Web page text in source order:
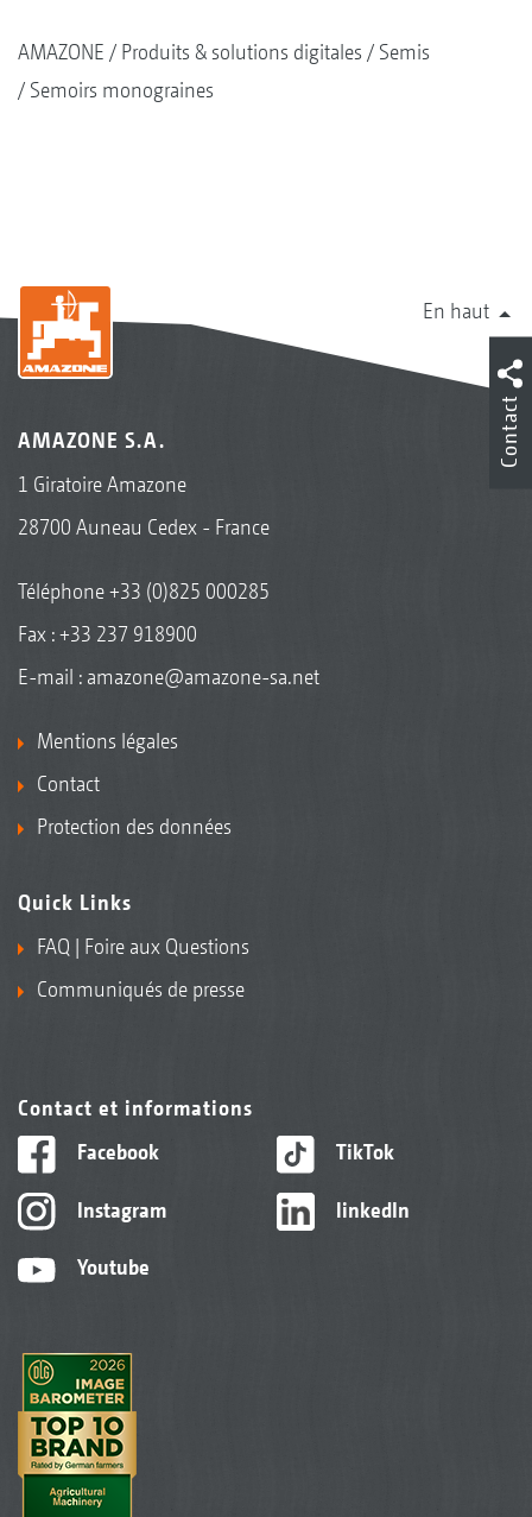
AMAZONE Produits & solutions digitales
Semis
Semoirs monograines
En haut
AMAZONE S.A.
1 Giratoire Amazone
28700 Auneau Cedex - France
Téléphone+33 (0)825 000285
Fax : +33 237 918900
E-mail : amazone@amazone-sa.net
Mentions légales
Contact
Protection des données
Quick Links
FAQ | Foire aux Questions
Communiqués de presse
Contact et informations
Facebook
Instagram
Youtube
TikTok
linkedIn
Contact